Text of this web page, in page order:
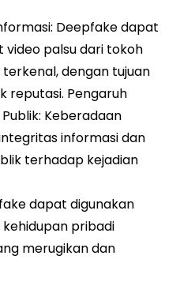
Deepfake dapat
video palsu dari tokoh
terkenal, dengan tujuan
reputasi. Pengaruh
Keberadaan
informasi dan
terhadap kejadian
dapat digunakan
pribadi
merugikan dan